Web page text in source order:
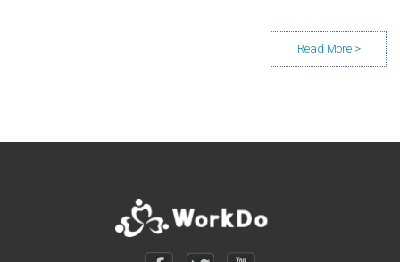
Posts navigation